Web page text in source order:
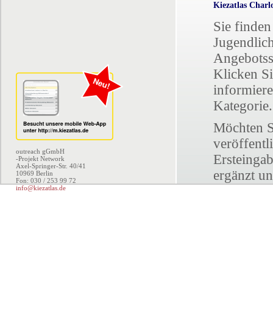
outreach gGmbH
-Projekt Network
Axel-Springer-Str. 40/41
10969 Berlin
Fon: 030 / 253 99 72
info@kiezatlas.de
Kiezatlas
Sie
Klicken
Kategorie.
Möchten
ergänzt